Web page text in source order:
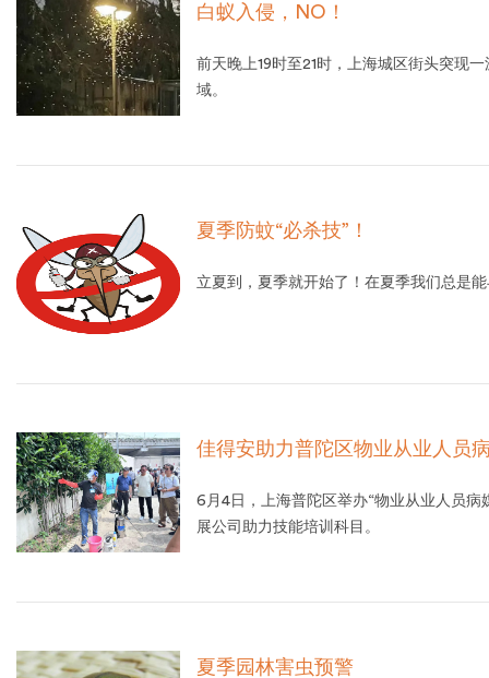
白蚁入侵，NO！
前天晚上19时至21时，上海城区街头突现
域。
夏季防蚊“必杀技”！
立夏到，夏季就开始了！在夏季我们总是
佳得安助力普陀区物业从业人员
6月4日，上海普陀区举办“物业从业人员
展公司助力技能培训科目。
夏季园林害虫预警